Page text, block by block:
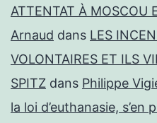
ATTENTAT À MOSCOU
Arnaud dans LES
VOLONTAIRES ET ILS
SPITZ dans Philippe
la loi d’euthanasie, s’en